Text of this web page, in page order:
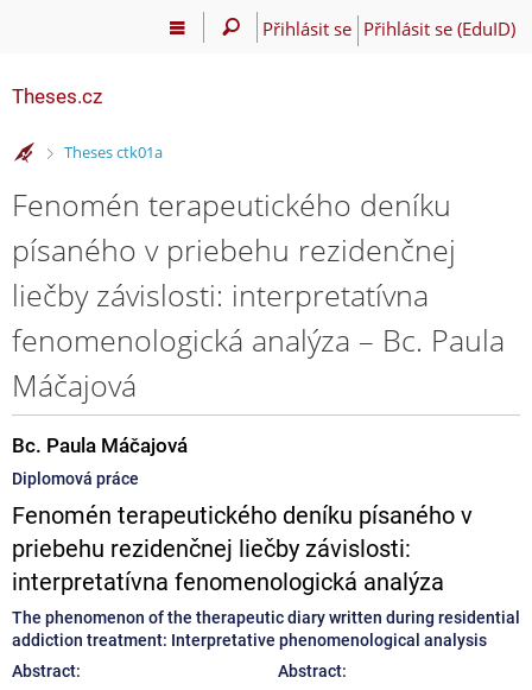
Přihlásit se Přihlásit se (EduID)
Theses.cz
>
Theses ctk01a
Fenomén terapeutického deníku
písaného v priebehu rezidenčnej
liečby závislosti: interpretatívna
fenomenologická analýza – Bc. Paula
Máčajová
Bc. Paula Máčajová
Diplomová práce
Fenomén terapeutického deníku písaného v
priebehu rezidenčnej liečby závislosti:
interpretatívna fenomenologická analýza
The phenomenon of the therapeutic diary written during residential
addiction treatment: Interpretative phenomenological analysis
Abstract:
Abstract: